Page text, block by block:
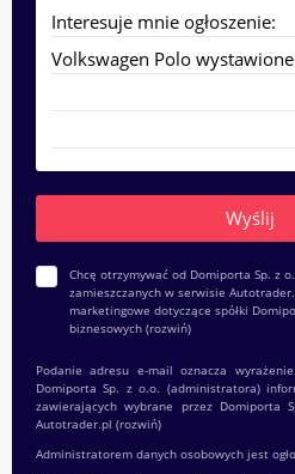
Chcę otrzymywać od Domiporta Sp. z
zamieszczanych w serwisie
marketingowe dotyczące spółki
biznesowych (rozwiń)
Podanie adresu e-mail oznacza
Domiporta Sp. z o.o. (administratora)
zawierających wybrane przez Domiporta
Autotrader.pl (rozwiń)
Administratorem danych osobowych jest